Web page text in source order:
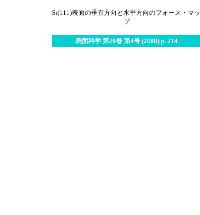
Si(111)表面の垂直方向と水平方向のフォース・マッ
プ
表面科学 第29巻 第4号 (2008) p. 214